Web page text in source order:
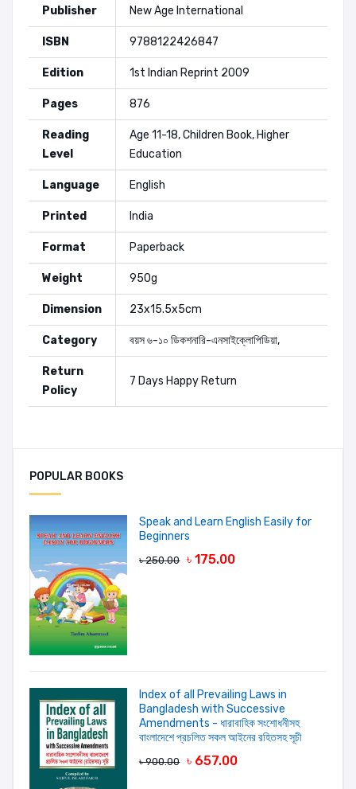
Publisher New Age International
ISBN 9788122426847
Edition 1st Indian Reprint 2009
Pages 876
Reading
Level
Age 11-18, Children Book, Higher
Education
Language English
Printed India
Format Paperback
Weight 950g
Dimension 23x15.5x5cm
Category বয়স ৬-১০ ডিকশনারি-এনসাইক্লোপিডিয়া,
Return
Policy
7 Days Happy Return
Your Rating
Your review
LOGIN FIRST
POPULAR BOOKS
Speak and Learn English Easily for
Beginners
৳ 250.00 ৳ 175.00
Index of all Prevailing Laws in
Bangladesh with Successive
Amendments - ধারাবাহিক সংশোধনীসহ
বাংলাদেশে প্রচলিত সকল আইনের রহিতসহ সূচী
৳ 900.00 ৳ 657.00